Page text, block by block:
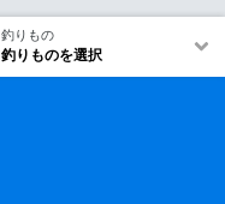
釣りもの
釣りものを選択